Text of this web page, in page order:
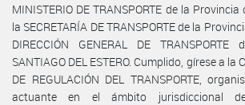
MINISTERIO DE TRANSPORTE de la Provincia
la SECRETARÍA DE TRANSPORTE de la
DIRECCIÓN GENERAL DE
SANTIAGO DEL ESTERO. Cumplido, gírese a la
DE REGULACIÓN DEL TRANSPORTE,
actuante en el ámbito jurisdiccional